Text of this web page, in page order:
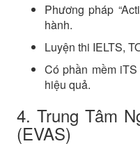
Phương pháp
hành.
Luyện thi IELTS,
Có phần mềm
hiệu quả.
4. Trung Tâm
(EVAS)